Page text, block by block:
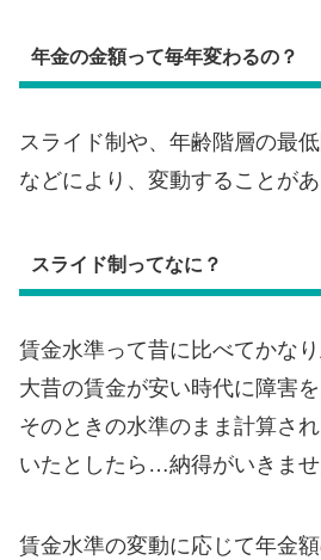
年金の金額って毎年変わるの？
スライド制や、年齢階層の最
などにより、変動することがあ
スライド制ってなに？
賃金水準って昔に比べてかな
大昔の賃金が安い時代に障害
そのときの水準のまま計算さ
いたとしたら…納得がいきませ
賃金水準の変動に応じて年金